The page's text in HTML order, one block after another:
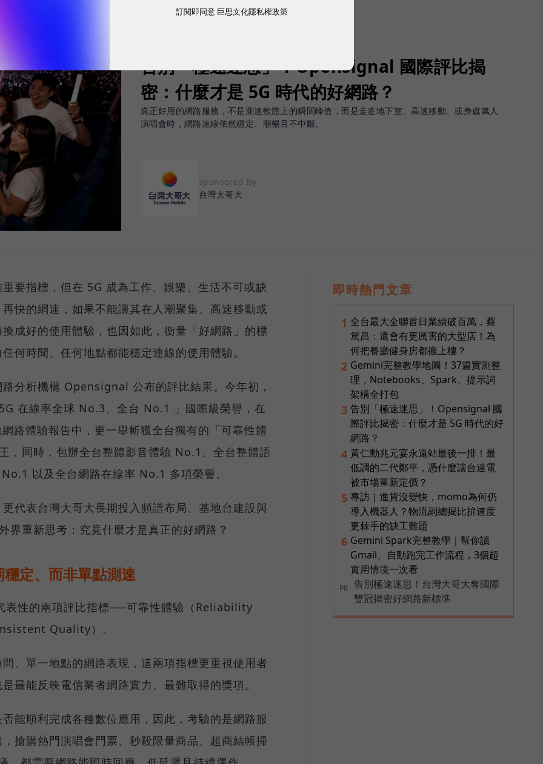
告別「極速迷思」！Opensignal 國際評比揭
密：什麼才是 5G 時代的好網路？
真正好用的網路服務，不是測速軟體上的瞬間峰值，而是走進地下室、高速移動、或身處萬人
演唱會時，網路連線依然穩定、順暢且不中斷。
sponsored by
台灣大哥大
要指標，但在 5G 成為工作、娛樂、生活不可或缺
快的網速，如果不能讓其在人潮聚集、高速移動或
成好的使用體驗，也因如此，衡量「好網路」的標
何時間、任何地點都能穩定連線的使用體驗。
分析機構 Opensignal 公布的評比結果。今年初，
在線率全球 No.3、全台 No.1 」國際級榮譽，在
路體驗報告中，更一舉斬獲全台獨有的「可靠性體
，同時，包辦全台整體影音體驗 No.1、全台整體語
以及全台網路在線率 No.1 多項榮譽。
代表台灣大哥大長期投入頻譜布局、基地台建設與
界重新思考：究竟什麼才是真正的好網路？
定、而非單點測速
性的兩項評比指標──可靠性體驗（Reliability
Quality）。
、單一地點的網路表現，這兩項指標更重視使用者
最能反映電信業者網路實力、最難取得的獎項。
能順利完成各種數位應用，因此，考驗的是網路服
搶購熱門演唱會門票、秒殺限量商品、超商結帳掃
即時熱門文章
1 全台最大全聯首日業績破百萬，蔡
篤昌：還會有更厲害的大型店！為
何把餐廳健身房都搬上樓？
2 Gemini完整教學地圖！37篇實測整
理，Notebooks、Spark、提示詞
架構全打包
3 告別「極速迷思」！Opensignal 國
際評比揭密：什麼才是 5G 時代的好
網路？
4 黃仁勳兆元宴永遠站最後一排！最
低調的二代鄭平，憑什麼讓台達電
被市場重新定價？
5 專訪｜進貨沒變快，momo為何仍
導入機器人？物流副總揭比拚速度
更棘手的缺工難題
6 Gemini Spark完整教學｜幫你讀
Gmail、自動跑完工作流程，3個超
實用情境一次看
PR
告別極速迷思！台灣大哥大奪國際
雙冠揭密好網路新標準
訂閱即同意 巨思文化隱私權政策